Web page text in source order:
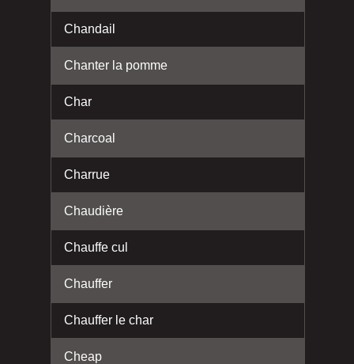
Chandail
Chanter la pomme
Char
Charcoal
Charrue
Chaudière
Chauffe cul
Chauffer
Chauffer le char
Cheap